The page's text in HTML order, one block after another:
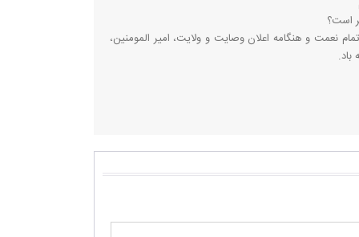
است؟
نعمت و هنگامه اعلان وصايت و ولايت، امير المومنين،